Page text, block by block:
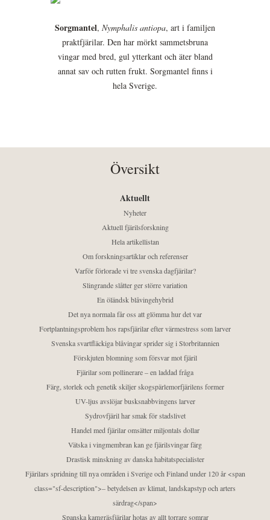
Sorgmantel, Nymphalis antiopa, art i familjen
praktfjärilar. Den har mörkt sammetsbruna
vingar med bred, gul ytterkant och äter bland
annat sav och rutten frukt. Sorgmantel finns i
hela Sverige.
Översikt
Aktuellt
Nyheter
Aktuell fjärilsforskning
Hela artikellistan
Om forskningsartiklar och referenser
Varför förlorade vi tre svenska dagfjärilar?
Slingrande slåtter ger större variation
En öländsk blåvingehybrid
Det nya normala får oss att glömma hur det var
Fortplantningsproblem hos rapsfjärilar efter värmestress som larver
Svenska svartfläckiga blåvingar sprider sig i Storbritannien
Förskjuten blomning som försvar mot fjäril
Fjärilar som pollinerare – en laddad fråga
Färg, storlek och genetik skiljer skogspärlemorfjärilens former
UV-ljus avslöjar busksnabbvingens larver
Sydrovfjäril har smak för stadslivet
Handel med fjärilar omsätter miljontals dollar
Vätska i vingmembran kan ge fjärilsvingar färg
Drastisk minskning av danska habitatspecialister
Fjärilars spridning till nya områden i Sverige och Finland under 120 år <span
class="sf-description">– betydelsen av klimat, landskapstyp och arters
särdrag</span>
Spanska kamgräsfjärilar hotas av allt torrare somrar